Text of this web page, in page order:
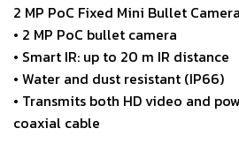
2 MP PoC Fixed Mini Bullet Camera
• 2 MP PoC bullet camera
• Smart IR: up to 20 m IR distance
• Water and dust resistant (IP66)
• Transmits both HD video and
coaxial cable